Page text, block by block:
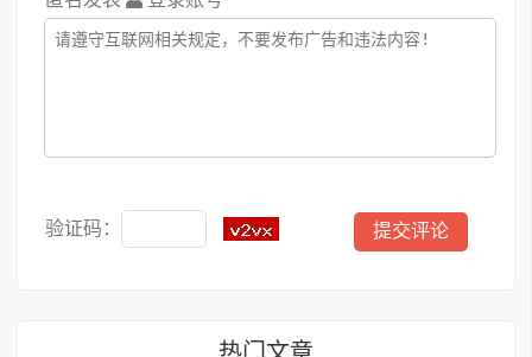
验证码：